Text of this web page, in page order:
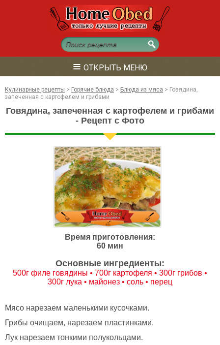
≡ ОТКРЫТЬ МЕНЮ
Кулинарные рецепты > Горячие блюда > Блюда из мяса > Говядина,
запеченная с картофелем и грибами
Говядина, запеченная с картофелем и грибами
- Рецепт с Фото
Время приготовления:
60 мин
Основные ингредиенты:
500г филе говядины • 700г картофеля • 300г грибов •
300г лука • майонез • соль • перец
Мясо нарезаем маленькими кусочками.
Грибы очищаем, нарезаем пластинками.
Лук нарезаем тонкими полукольцами.